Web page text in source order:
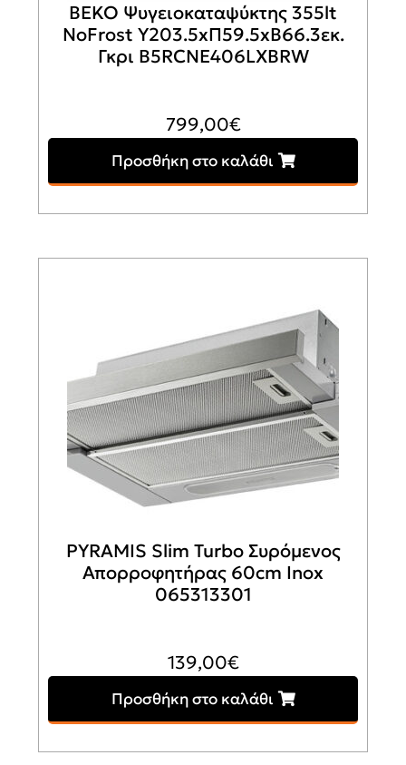
BEKO Ψυγειοκαταψύκτης 355lt
NoFrost Υ203.5xΠ59.5xΒ66.3εκ.
Γκρι B5RCNE406LXBRW
799,00€
Προσθήκη στο καλάθι
PYRAMIS Slim Turbo Συρόμενος
Απορροφητήρας 60cm Inox
065313301
139,00€
Προσθήκη στο καλάθι